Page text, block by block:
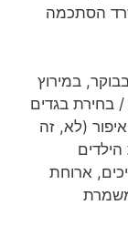
במשרד הסתכמה
ל-4 ילדים, יומי התחיל ב- 6:00 בבוקר, במירוץ
בחירת בגדים
(לא, זה
ארוחת
משמרת